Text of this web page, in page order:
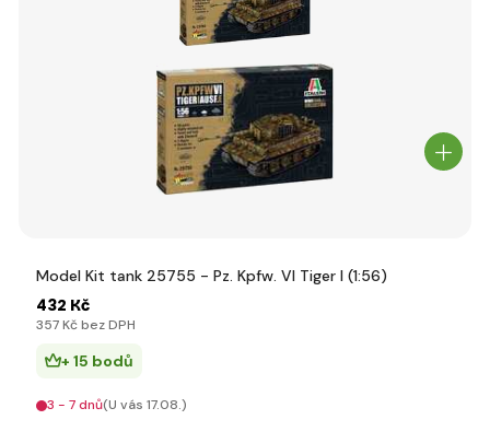
Model Kit tank 25755 - Pz. Kpfw. VI Tiger I (1:56)
432 Kč
357 Kč bez DPH
+ 15 bodů
3 - 7 dnů(U vás 17.08.)